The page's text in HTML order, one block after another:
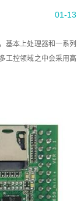
01-13
基本上处理器和一系列
工控领域之中会采用高